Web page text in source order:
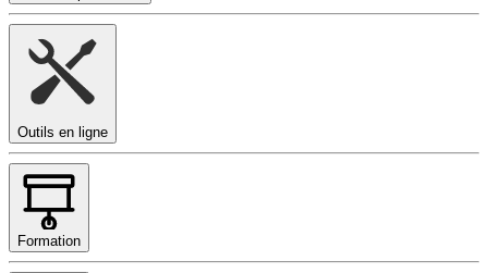
Outils en ligne
Formation